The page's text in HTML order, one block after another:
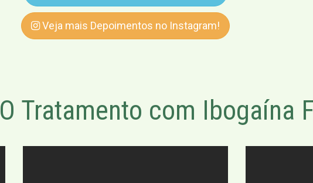
Veja mais Depoimentos no Instagram!
O Tratamento com Ibogaína